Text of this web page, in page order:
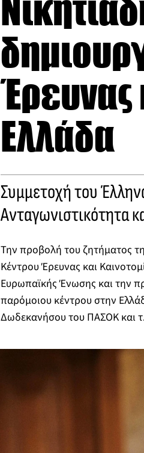
Έρευνας
Ελλάδα
Συμμετοχή του
Ανταγωνιστικότητα
Την προβολή του ζητήματος
Κέντρου Έρευνας και
Ευρωπαϊκής Ένωσης και την
παρόμοιου κέντρου στην
Δωδεκανήσου του ΠΑΣΟΚ και